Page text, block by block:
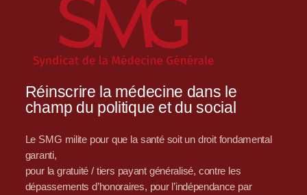
Réinscrire la médecine dans le
champ du politique et du social
Le SMG milite pour que la santé soit un droit fondamental
garanti,
pour la gratuité / tiers payant généralisé, contre les
dépassements d’honoraires, pour l’indépendance par